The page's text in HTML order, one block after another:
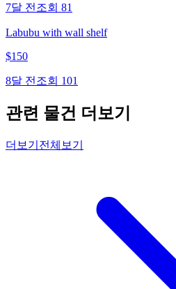
7달 전 조회 81
Labubu with wall shelf
$150
8달 전 조회 101
관련 물건 더보기
더보기 전체보기